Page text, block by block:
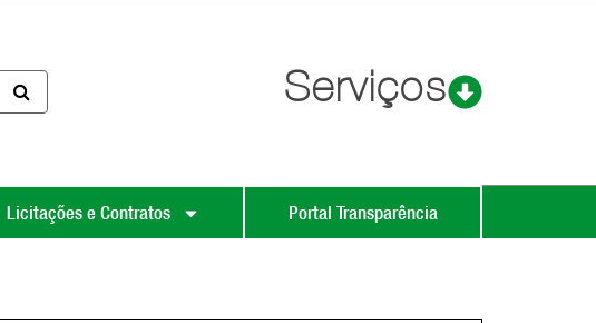
Serviços
Licitações e Contratos Portal Transparência